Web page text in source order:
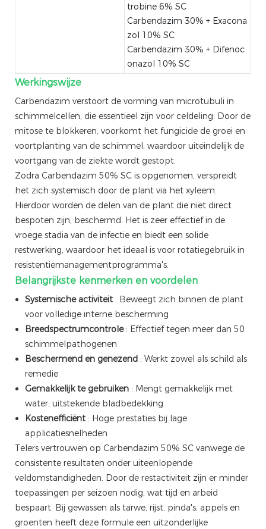
trobine 6% SC
Carbendazim 30% + Exacona
zol 10% SC
Carbendazim 30% + Difenoc
onazol 10% SC
Werkingswijze
Carbendazim verstoort de vorming van microtubuli in
schimmelcellen, die essentieel zijn voor celdeling. Door de
mitose te blokkeren, voorkomt het fungicide de groei en
voortplanting van de schimmel, waardoor uiteindelijk de
voortgang van de ziekte wordt gestopt.
Zodra Carbendazim 50% SC is opgenomen, verspreidt
het zich systemisch door de plant via het xyleem.
Hierdoor worden de delen van de plant die niet direct
bespoten zijn, beschermd. Het is zeer effectief in de
vroege stadia van de infectie en biedt een solide
restwerking, waardoor het ideaal is voor rotatiegebruik in
resistentiemanagementprogramma's.
Belangrijkste kenmerken en voordelen
Systemische activiteit : Beweegt zich binnen de plant
voor volledige interne bescherming
Breedspectrumcontrole : Effectief tegen meer dan 50
schimmelpathogenen
Beschermend en genezend : Werkt zowel als schild als
remedie
Gemakkelijk te gebruiken : Mengt gemakkelijk met
water; uitstekende bladbedekking
Kostenefficiënt : Hoge prestaties bij lage
applicatiesnelheden
Telers vertrouwen op Carbendazim 50% SC vanwege de
consistente resultaten onder uiteenlopende
veldomstandigheden. Door de restactiviteit zijn er minder
toepassingen per seizoen nodig, wat tijd en arbeid
bespaart. Bij gewassen als tarwe, rijst, pinda's, appels en
groenten heeft deze formule een uitzonderlijke